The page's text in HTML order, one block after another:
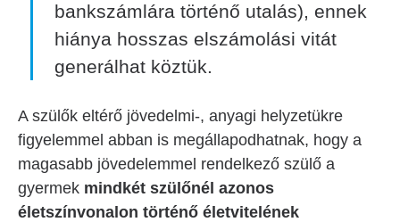
bankszámlára történő utalás), ennek
hiánya hosszas elszámolási vitát
generálhat köztük.
A szülők eltérő jövedelmi-, anyagi helyzetükre
figyelemmel abban is megállapodhatnak, hogy a
magasabb jövedelemmel rendelkező szülő a
gyermek mindkét szülőnél azonos
életszínvonalon történő életvitelének